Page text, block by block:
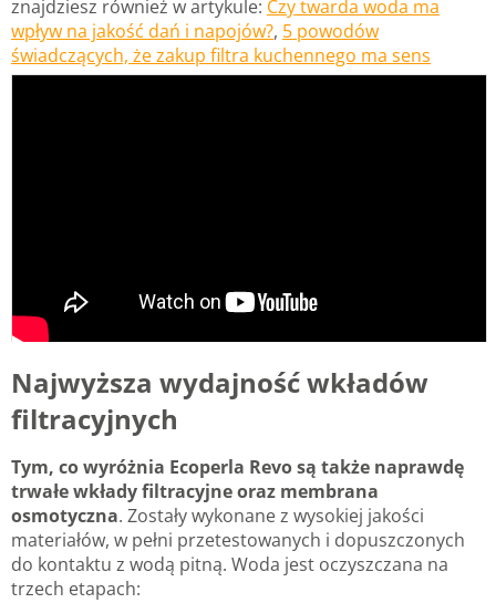
znajdziesz również w artykule: Czy twarda woda ma
wpływ na jakość dań i napojów?, 5 powodów
świadczących, że zakup filtra kuchennego ma sens
Najwyższa wydajność wkładów
filtracyjnych
Tym, co wyróżnia Ecoperla Revo są także naprawdę
trwałe wkłady filtracyjne oraz membrana
osmotyczna. Zostały wykonane z wysokiej jakości
materiałów, w pełni przetestowanych i dopuszczonych
do kontaktu z wodą pitną. Woda jest oczyszczana na
trzech etapach: